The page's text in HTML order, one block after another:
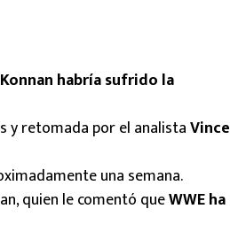
Konnan habría sufrido la
y retomada por el analistaVince
una semana.
quien le comentó queWWE ha